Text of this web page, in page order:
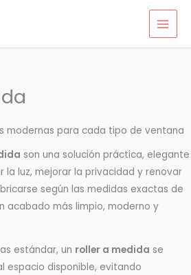
modernas para cada tipo de ventana
son una solución práctica, elegante
la luz, mejorar la privacidad y renovar
según las medidas exactas de
acabado más limpio, moderno y
estándar, un roller a medida se
disponible, evitando